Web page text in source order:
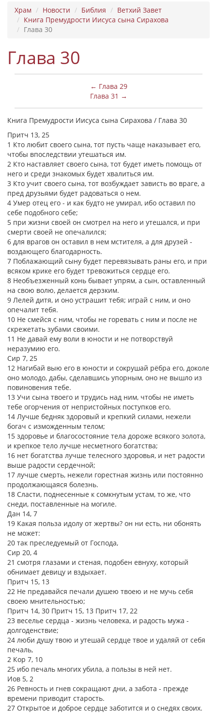
Храм Новости Библия
Ветхий Завет
Книга Премудрости Иисуса сына Сирахова
Глава 30
Глава 30
← Глава 29
Глава 31 →
Книга Премудрости Иисуса сына Сирахова / Глава 30
Притч 13, 25
1 Кто любит своего сына, тот пусть чаще наказывает его,
чтобы впоследствии утешаться им.
2 Кто наставляет своего сына, тот будет иметь помощь от
него и среди знакомых будет хвалиться им.
3 Кто учит своего сына, тот возбуждает зависть во враге, а
пред друзьями будет радоваться о нем.
4 Умер отец его - и как будто не умирал, ибо оставил по
себе подобного себе;
5 при жизни своей он смотрел на него и утешался, и при
смерти своей не опечалился;
6 для врагов он оставил в нем мстителя, а для друзей -
воздающего благодарность.
7 Поблажающий сыну будет перевязывать раны его, и при
всяком крике его будет тревожиться сердце его.
8 Необъезженный конь бывает упрям, а сын, оставленный
на свою волю, делается дерзким.
9 Лелей дитя, и оно устрашит тебя; играй с ним, и оно
опечалит тебя.
10 Не смейся с ним, чтобы не горевать с ним и после не
скрежетать зубами своими.
11 Не давай ему воли в юности и не потворствуй
неразумию его.
Сир 7, 25
12 Нагибай выю его в юности и сокрушай рёбра его, доколе
оно молодо, дабы, сделавшись упорным, оно не вышло из
повиновения тебе.
13 Учи сына твоего и трудись над ним, чтобы не иметь
тебе огорчения от непристойных поступков его.
14 Лучше бедняк здоровый и крепкий силами, нежели
богач с изможденным телом;
15 здоровье и благосостояние тела дороже всякого золота,
и крепкое тело лучше несметного богатства;
16 нет богатства лучше телесного здоровья, и нет радости
выше радости сердечной;
17 лучше смерть, нежели горестная жизнь или постоянно
продолжающаяся болезнь.
18 Сласти, поднесенные к сомкнутым устам, то же, что
снеди, поставленные на могиле.
Дан 14, 7
19 Какая польза идолу от жертвы? он ни есть, ни обонять
не может:
20 так преследуемый от Господа,
Сир 20, 4
21 смотря глазами и стеная, подобен евнуху, который
обнимает девицу и вздыхает.
Притч 15, 13
22 Не предавайся печали душею твоею и не мучь себя
своею мнительностью;
Притч 14, 30 Притч 15, 13 Притч 17, 22
23 веселье сердца - жизнь человека, и радость мужа -
долгоденствие;
24 люби душу твою и утешай сердце твое и удаляй от себя
печаль,
2 Кор 7, 10
25 ибо печаль многих убила, а пользы в ней нет.
Иов 5, 2
26 Ревность и гнев сокращают дни, а забота - прежде
времени приводит старость.
27 Открытое и доброе сердце заботится и о снедях своих.